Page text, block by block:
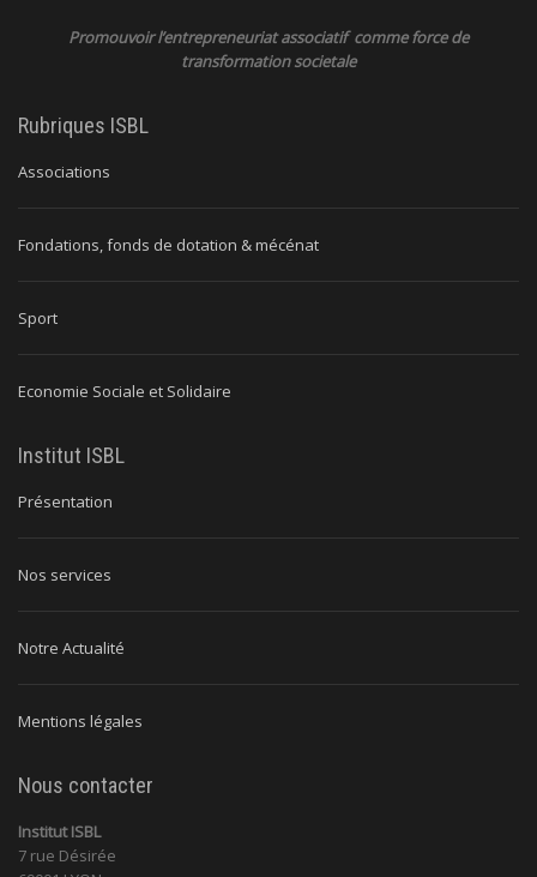
Promouvoir l’entrepreneuriat associatif comme force de
transformation societale
Rubriques ISBL
Associations
Fondations, fonds de dotation & mécénat
Sport
Economie Sociale et Solidaire
Institut ISBL
Présentation
Nos services
Notre Actualité
Mentions légales
Nous contacter
Institut ISBL
7 rue Désirée